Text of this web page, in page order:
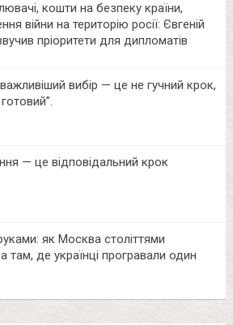
кошти на безпеку країни,
війни на територію росії: Євгеній
пріоритети для дипломатів
вибір — це не гучний крок,
— це відповідальний крок
як Москва століттями
там, де українці програвали один